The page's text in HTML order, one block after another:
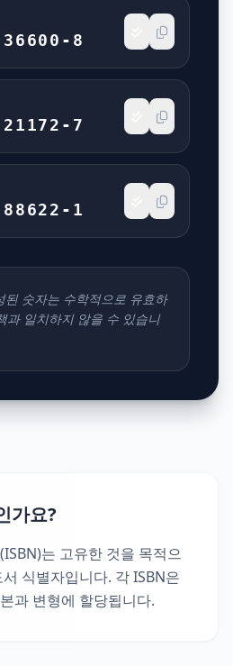
8
7
1
된 숫자는 수학적으로 유효하
과 일치하지 않을 수 있습니
가요?
는 고유한 것을 목적으
식별자입니다. 각 ISBN은
과 변형에 할당됩니다.